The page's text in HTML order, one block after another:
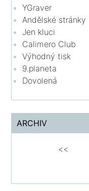
YGraver
Andělské stránky
Jen kluci
Calimero Club
Výhodný tisk
9.planeta
Dovolená
ARCHIV
<<